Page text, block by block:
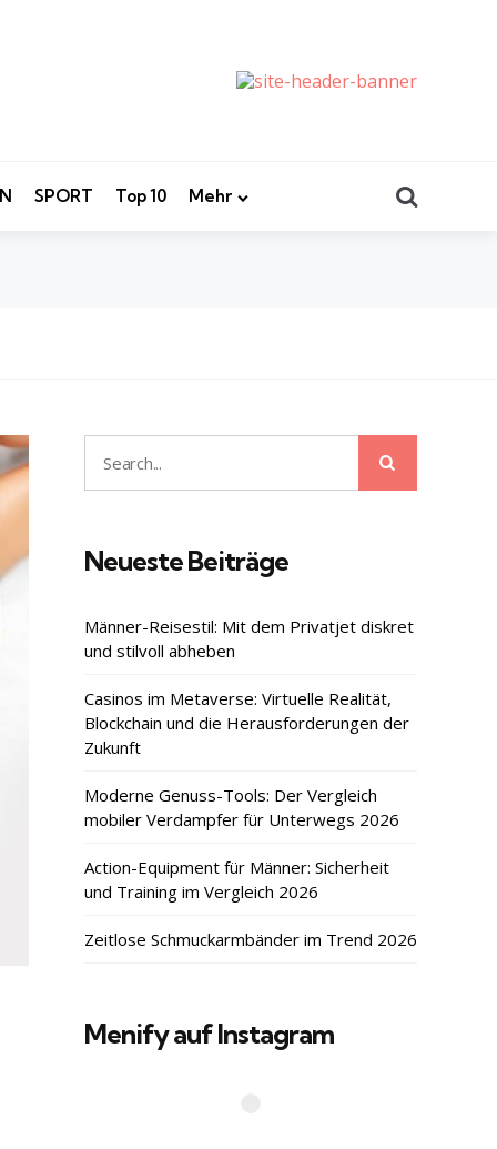
SPORT Top 10 Mehr
Search
for:
Neueste Beiträge
Männer-Reisestil: Mit dem Privatjet diskret
und stilvoll abheben
Casinos im Metaverse: Virtuelle Realität,
Blockchain und die Herausforderungen der
Zukunft
Moderne Genuss-Tools: Der Vergleich
mobiler Verdampfer für Unterwegs 2026
Action-Equipment für Männer: Sicherheit
und Training im Vergleich 2026
Zeitlose Schmuckarmbänder im Trend 2026
Menify auf Instagram